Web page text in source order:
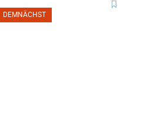
DEMNÄCHST